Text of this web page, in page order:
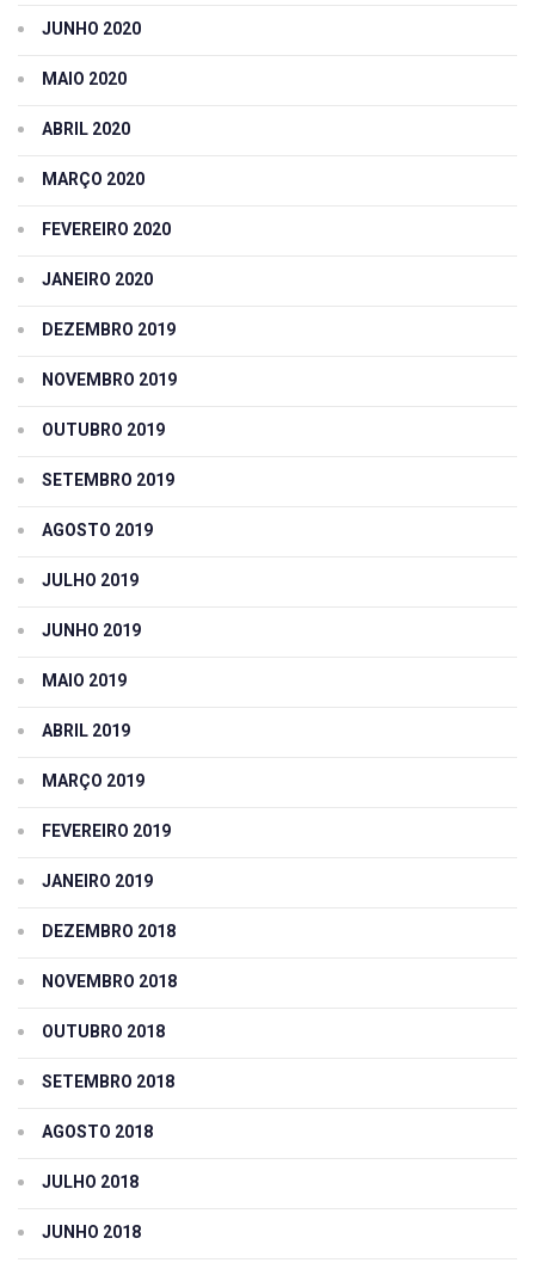
JUNHO 2020
MAIO 2020
ABRIL 2020
MARÇO 2020
FEVEREIRO 2020
JANEIRO 2020
DEZEMBRO 2019
NOVEMBRO 2019
OUTUBRO 2019
SETEMBRO 2019
AGOSTO 2019
JULHO 2019
JUNHO 2019
MAIO 2019
ABRIL 2019
MARÇO 2019
FEVEREIRO 2019
JANEIRO 2019
DEZEMBRO 2018
NOVEMBRO 2018
OUTUBRO 2018
SETEMBRO 2018
AGOSTO 2018
JULHO 2018
JUNHO 2018